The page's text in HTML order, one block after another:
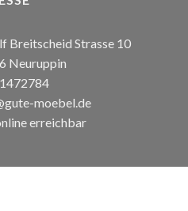
Breitscheid Strasse 10
Neuruppin
moebel.de
erreichbar